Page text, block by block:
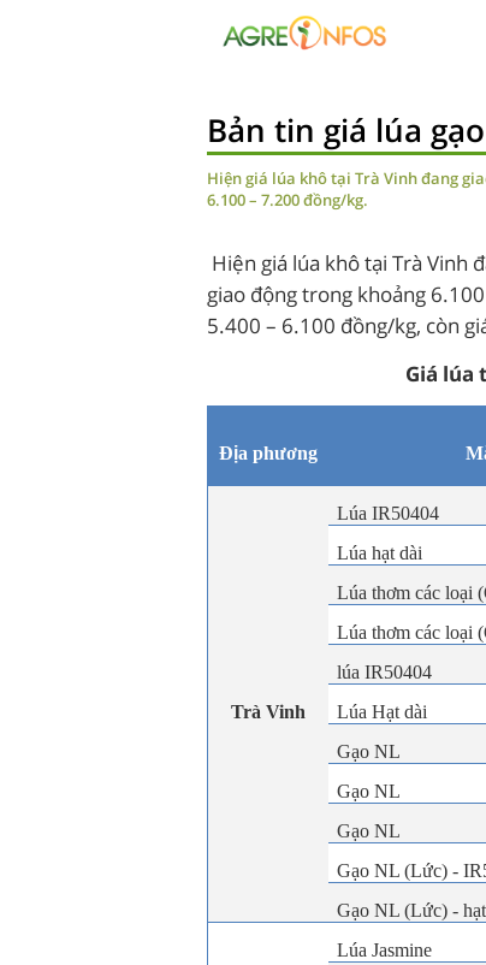
Bản tin giá lúa
Hiện giá lúa khô tại Trà Vinh đang
6.100 – 7.200 đồng/kg.
Hiện giá lúa khô tại Trà Vinh
giao động trong khoảng
5.400 – 6.100 đồng/kg, còn
Giá lúa
Địa phương
Trà Vinh
Lúa IR50404
Lúa hạt dài
Lúa thơm các loại
Lúa thơm các loại
lúa IR50404
Lúa Hạt dài
Gạo NL
Gạo NL
Gạo NL
Gạo NL (Lức) -
Gạo NL (Lức) -
Lúa Jasmine